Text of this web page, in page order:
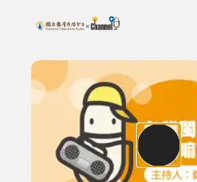
上方功能區塊
搜尋關鍵字：可輸入節目名稱、主